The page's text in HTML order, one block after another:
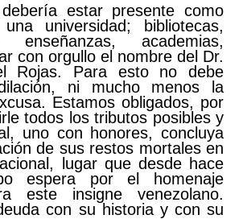
estar presente como
universidad; bibliotecas,
academias,
con orgullo el nombre del Dr.
Rojas. Para esto no debe
ni mucho menos la
Estamos obligados, por
todos los tributos posibles y
uno con honores, concluya
de sus restos mortales en
lugar que desde hace
espera por el homenaje
este insigne venezolano.
con su historia y con su